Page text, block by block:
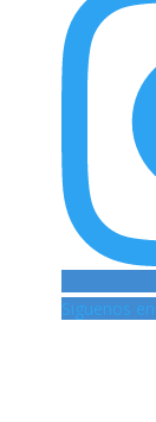
Siguenos